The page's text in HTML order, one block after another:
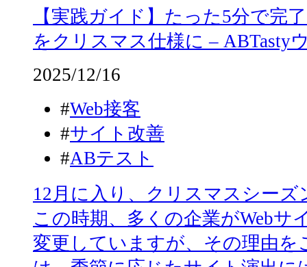
【実践ガイド】たった5分で完
をクリスマス仕様に – ABTasty
2025/12/16
#Web接客
#サイト改善
#ABテスト
12月に入り、クリスマスシー
この時期、多くの企業がWebサ
変更していますが、その理由を